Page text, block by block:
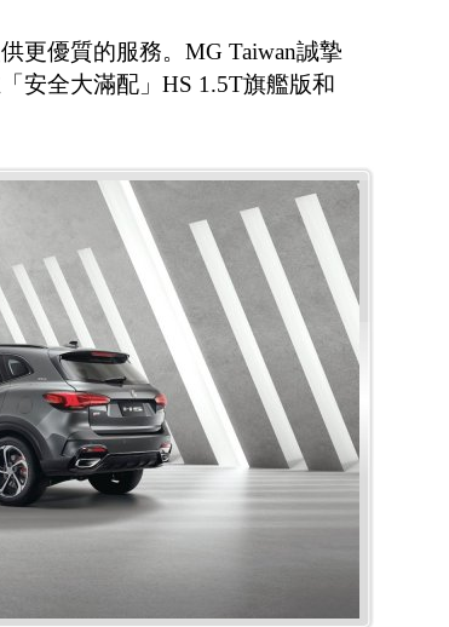
更優質的服務。MG Taiwan誠摯
安全大滿配」HS 1.5T旗艦版和